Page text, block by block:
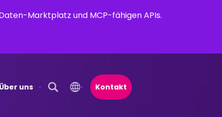
Marktplatz und MCP-fähigen APIs.
Über uns
Open Search Popup
Kontakt